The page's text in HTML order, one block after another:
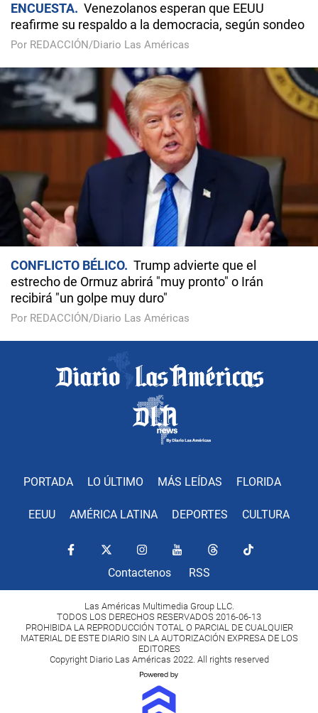
ENCUESTA
Venezolanos esperan que EEUU
reafirme su respaldo a la democracia, según sondeo
Por REDACCIÓN/Diario Las Américas
CONFLICTO BÉLICO
Trump advierte que el
estrecho de Ormuz abrirá "muy pronto" o Irán
recibirá "un golpe muy duro"
Por REDACCIÓN/Diario Las Américas
PORTADA LO ÚLTIMO MÁS LEÍDAS FLORIDA
EEUU AMÉRICA LATINA DEPORTES CULTURA
Contactenos RSS
Las Américas Multimedia Group LLC.
TODOS LOS DERECHOS RESERVADOS 2016-06-13
PROHIBIDA LA REPRODUCCIÓN TOTAL O PARCIAL DE CUALQUIER
MATERIAL DE ESTE DIARIO SIN LA AUTORIZACIÓN EXPRESA DE LOS
EDITORES
Copyright Diario Las Américas 2022. All rights reserved